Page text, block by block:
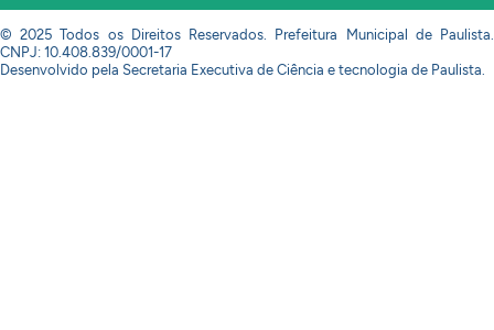
© 2025 Todos os Direitos Reservados. Prefeitura Municipal de Paulista.
CNPJ: 10.408.839/0001-17
Desenvolvido pela Secretaria Executiva de Ciência e tecnologia de Paulista.